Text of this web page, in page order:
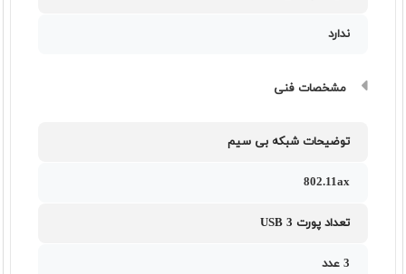
ندارد
مشخصات فنی
توضیحات شبکه بی سیم
802.11ax
تعداد پورت USB 3
3 عدد